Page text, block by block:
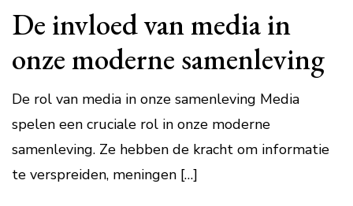
De invloed van media in
onze moderne samenleving
De rol van media in onze samenleving Media
spelen een cruciale rol in onze moderne
samenleving. Ze hebben de kracht om informatie
te verspreiden, meningen […]